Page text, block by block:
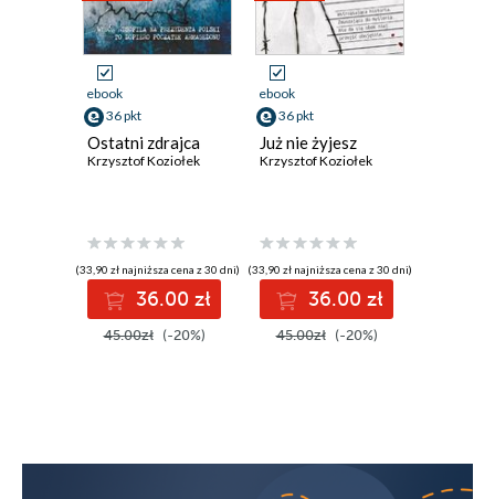
Rozdział 11
Rozdział 12
Rozdział 13
Rozdział 14
Rozdział 16
Rozdział 17
Rozdział 18
ebook
36 pkt
Ostatni zdrajca
Krzysztof Koziołek
(33,90 zł najniższa cena z 30 dni)
36.00 zł
45.00zł (-20%)
ebook
36 pkt
Już nie żyjesz
Krzysztof Koziołek
(33,90 zł najniższa cena z 30 dni)
36.00 zł
45.00zł (-20%)